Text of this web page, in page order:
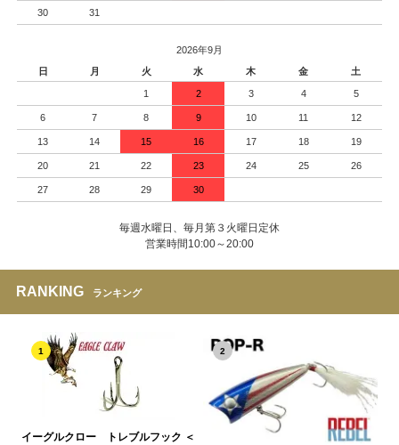
30 31
2026年9月
日
月 火 水 木 金 土
1 2 3 4 5
6 7 8 9 10 11 12
13 14 15 16 17 18 19
20 21 22 23 24 25 26
27 28 29 30
毎週水曜日、毎月第３火曜日定休
営業時間10:00～20:00
RANKING ランキング
1
イーグルクロー トレブルフック ＜
2